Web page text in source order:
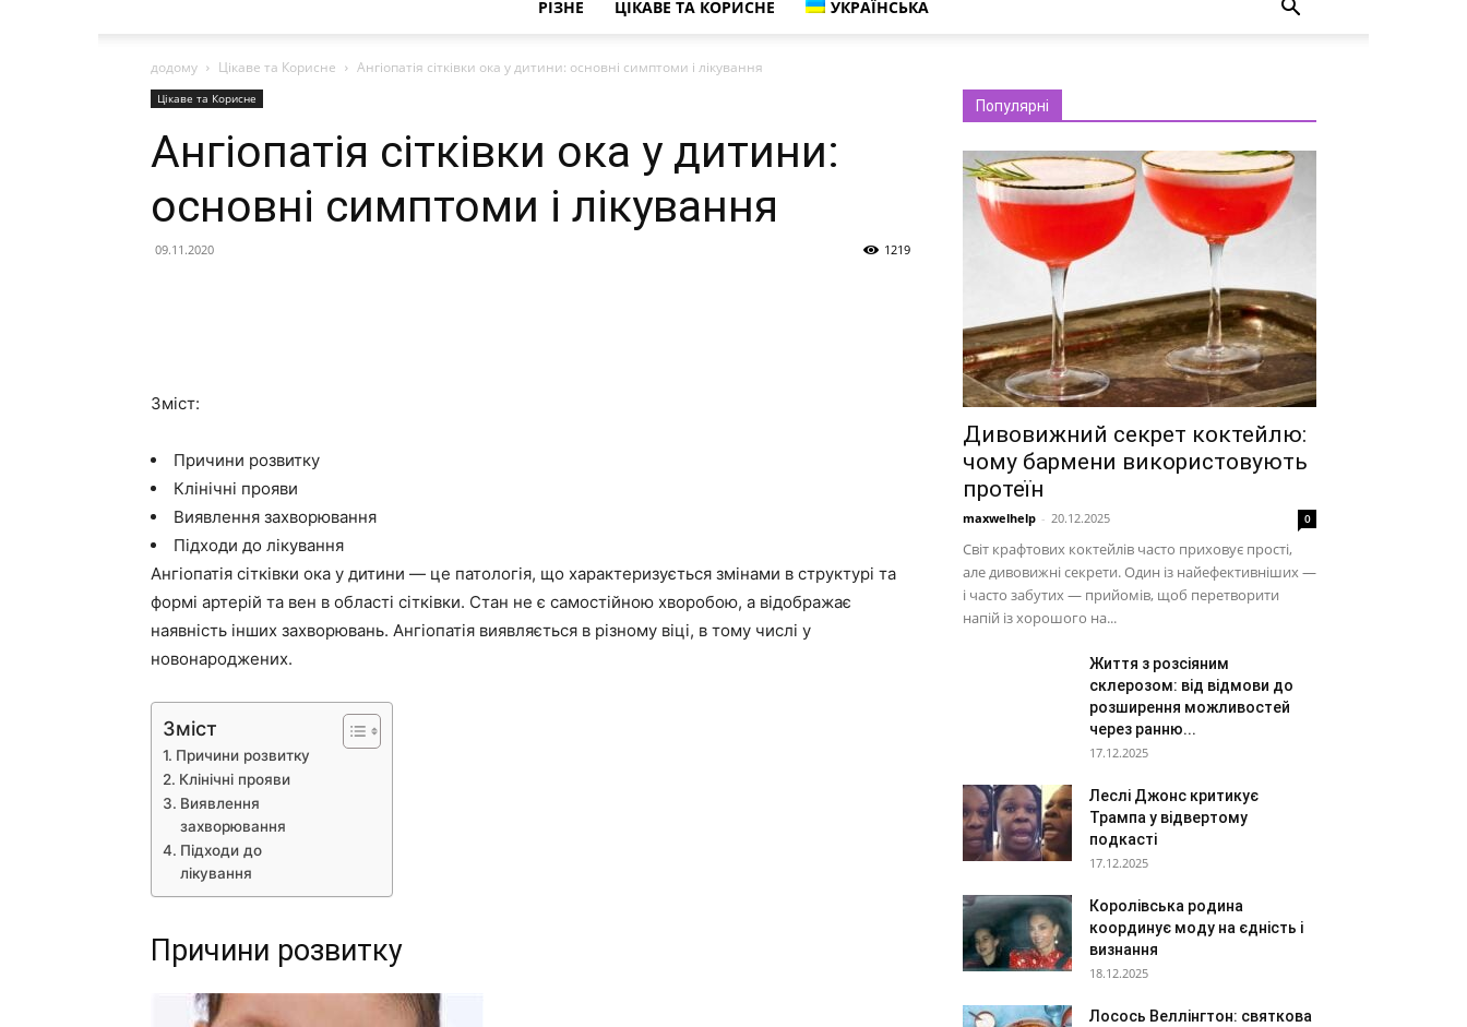
РІЗНЕ ЦІКАВЕ ТА КОРИСНЕ УКРАЇНСЬКА
додому Цікаве та Корисне Ангіопатія сітківки ока у дитини: основні симптоми і лікування
Цікаве та Корисне
Ангіопатія сітківки ока у дитини:
основні симптоми і лікування
09.11.2020 1219
Зміст:
Причини розвитку
Клінічні прояви
Виявлення захворювання
Підходи до лікування
Ангіопатія сітківки ока у дитини — це патологія, що характеризується змінами в структурі та
формі артерій та вен в області сітківки. Стан не є самостійною хворобою, а відображає
наявність інших захворювань. Ангіопатія виявляється в різному віці, в тому числі у
новонароджених.
Зміст
Причини розвитку
Клінічні прояви
Виявлення
захворювання
Підходи до
лікування
Причини розвитку
Популярні
Дивовижний секрет коктейлю:
чому бармени використовують
протеїн
maxwelhelp - 20.12.2025 0
Світ крафтових коктейлів часто приховує прості,
але дивовижні секрети. Один із найефективніших —
і часто забутих — прийомів, щоб перетворити
напій із хорошого на...
Життя з розсіяним
склерозом: від відмови до
розширення можливостей
через ранню...
17.12.2025
Леслі Джонс критикує
Трампа у відвертому
подкасті
17.12.2025
Королівська родина
координує моду на єдність і
визнання
18.12.2025
Лосось Веллінгтон: святкова